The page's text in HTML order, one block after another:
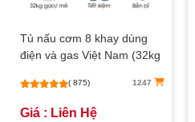
Tủ nấu cơm 8 khay dùng
điện và gas Việt Nam (32kg
( 875) 1247
Giá : Liên Hệ